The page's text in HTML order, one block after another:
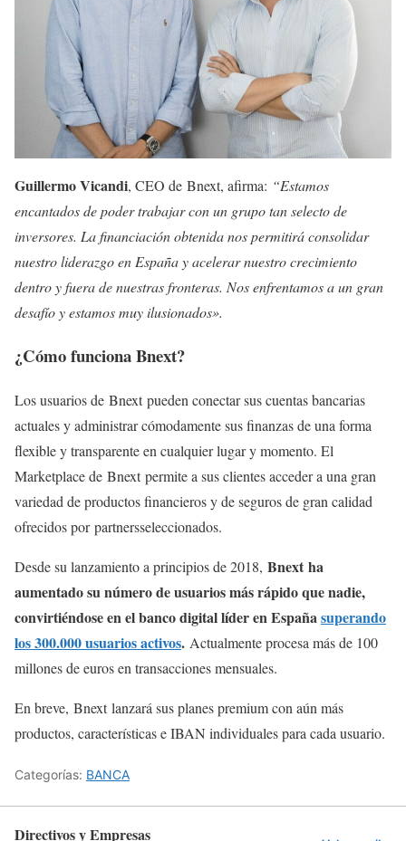
Guillermo Vicandi, CEO de Bnext, afirma: “Estamos
encantados de poder trabajar con un grupo tan selecto de
inversores. La financiación obtenida nos permitirá consolidar
nuestro liderazgo en España y acelerar nuestro crecimiento
dentro y fuera de nuestras fronteras. Nos enfrentamos a un gran
desafío y estamos muy ilusionados».
¿Cómo funciona Bnext?
Los usuarios de Bnext pueden conectar sus cuentas bancarias
actuales y administrar cómodamente sus finanzas de una forma
flexible y transparente en cualquier lugar y momento. El
Marketplace de Bnext permite a sus clientes acceder a una gran
variedad de productos financieros y de seguros de gran calidad
ofrecidos por partnersseleccionados.
Desde su lanzamiento a principios de 2018, Bnext ha
aumentado su número de usuarios más rápido que nadie,
convirtiéndose en el banco digital líder en Españasuperando
los 300.000 usuarios activos. Actualmente procesa más de 100
millones de euros en transacciones mensuales.
En breve, Bnext lanzará sus planes premium con aún más
productos, características e IBAN individuales para cada usuario.
Categorías: BANCA
Directivos y Empresas